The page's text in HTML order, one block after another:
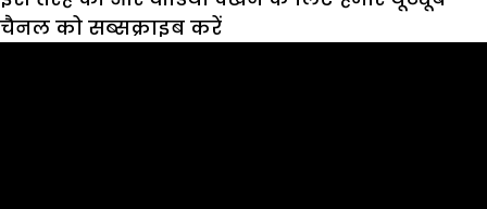
चैनल को सब्सक्राइब करें